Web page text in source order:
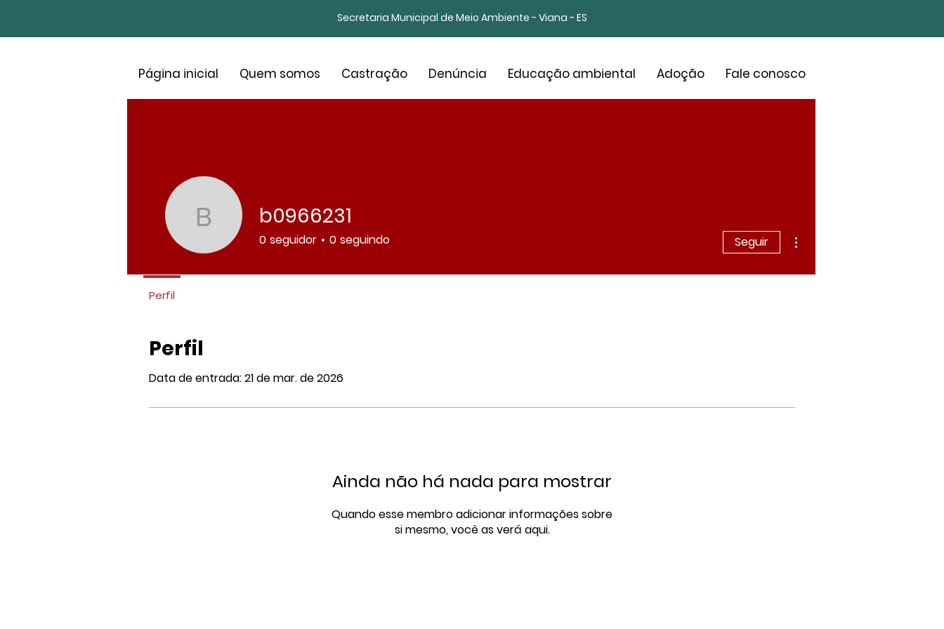
Secretaria Municipal de Meio Ambiente - Viana - ES
Página inicial Quem somos Castração Denúncia Educação ambiental Adoção Fale conosco
Perfil
Data de entrada: 21 de mar. de 2026
Ainda não há nada para mostrar
Quando esse membro adicionar informações sobre
si mesmo, você as verá aqui.
b0966231
b0966231
0 seguidor 0 seguindo Seguir
Perfil